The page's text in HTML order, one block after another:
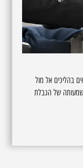
בהליכים אל מול
של הגבלת